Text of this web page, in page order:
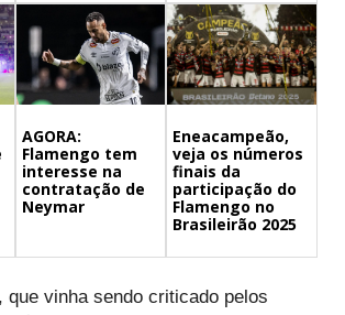
AGORA:
Flamengo tem
interesse na
contratação de
Neymar
Eneacampeão,
veja os números
finais da
participação do
Flamengo no
Brasileirão 2025
que vinha sendo criticado pelos